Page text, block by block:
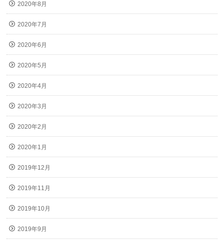
2020年8月
2020年7月
2020年6月
2020年5月
2020年4月
2020年3月
2020年2月
2020年1月
2019年12月
2019年11月
2019年10月
2019年9月